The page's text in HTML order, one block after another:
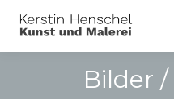
Bilder